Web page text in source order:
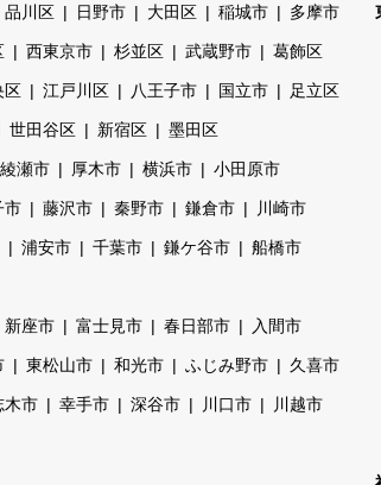
品川区 日野市 大田区 稲城市 多摩市
西東京市 杉並区 武蔵野市 葛飾区
区 江戸川区 八王子市 国立市 足立区
世田谷区 新宿区 墨田区
綾瀬市 厚木市 横浜市 小田原市
市 藤沢市 秦野市 鎌倉市 川崎市
浦安市 千葉市 鎌ケ谷市 船橋市
新座市 富士見市 春日部市 入間市
東松山市 和光市 ふじみ野市 久喜市
木市 幸手市 深谷市 川口市 川越市